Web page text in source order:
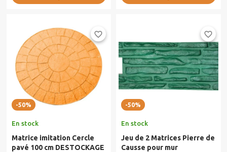
-50%
favorite_border
En stock
Matrice imitation Cercle
pavé 100 cm DESTOCKAGE
-50%
favorite_border
En stock
Jeu de 2 Matrices Pierre de
Causse pour mur